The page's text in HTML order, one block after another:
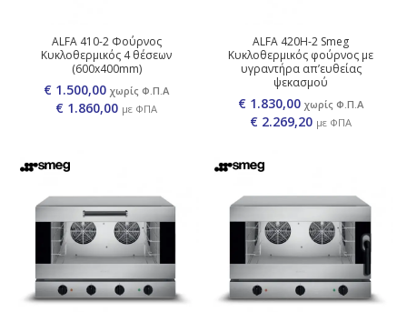
ALFA 410-2 Φούρνος
Κυκλοθερμικός 4 θέσεων
(600x400mm)
€ 1.860,00 με ΦΠΑ
€ 1.500,00 χωρίς Φ.Π.Α
ALFA 420H-2 Smeg
Κυκλοθερμικός φούρνος με
υγραντήρα απ’ευθείας
ψεκασμού
€ 2.269,20 με ΦΠΑ
€ 1.830,00 χωρίς Φ.Π.Α